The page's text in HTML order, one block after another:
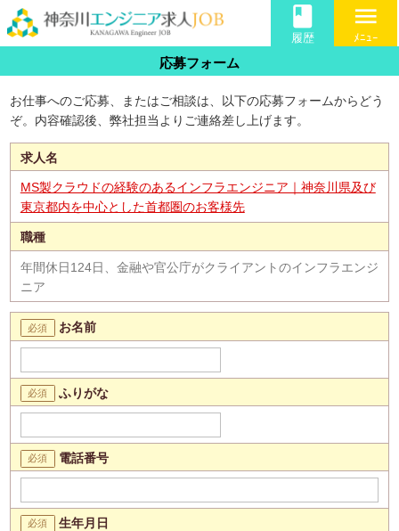
book
履歴
menu
ﾒﾆｭｰ
応募フォーム
お仕事へのご応募、またはご相談は、以下の応募フォームからどう
ぞ。内容確認後、弊社担当よりご連絡差し上げます。
求人名
MS製クラウドの経験のあるインフラエンジニア｜神奈川県及び
東京都内を中心とした首都圏のお客様先
職種
年間休日124日、金融や官公庁がクライアントのインフラエンジ
ニア
お名前
ふりがな
電話番号
生年月日